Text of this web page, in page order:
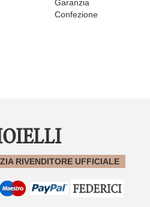
Garanzia
Confezione
RIVENDITORE UFFICIALE